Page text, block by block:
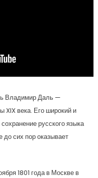
Владимир Даль —
XIX века. Его широкий и
русского языка
до сих пор оказывает
1801 года в Москве в